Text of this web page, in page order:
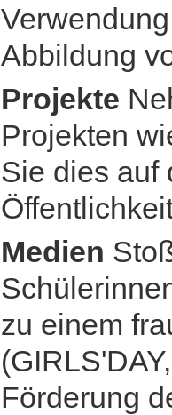
Abbildung
Projekte
Projekten
Sie dies auf
Medien
zu einem
Förderung